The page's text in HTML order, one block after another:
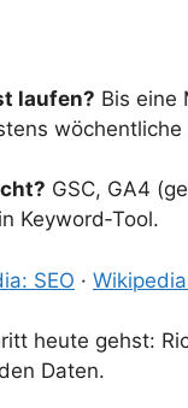
laufen? Bis eine
GSC, GA4
Keyword‑Tool.
SEO ·
heute gehst:
Daten.